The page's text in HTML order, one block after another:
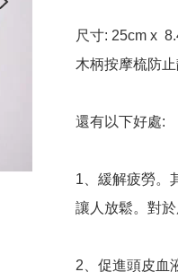
尺寸: 25cm x
木柄按摩梳防
還有以下好處:
1、緩解疲勞。
讓人放鬆。對
2、促進頭皮血